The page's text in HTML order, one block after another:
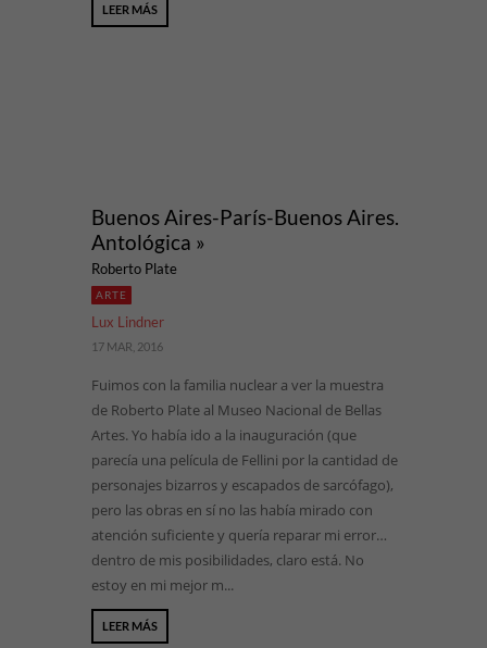
LEER MÁS
Buenos Aires-París-Buenos Aires.
Antológica »
Roberto Plate
ARTE
Lux Lindner
17 MAR, 2016
Fuimos con la familia nuclear a ver la muestra
de Roberto Plate al Museo Nacional de Bellas
Artes. Yo había ido a la inauguración (que
parecía una película de Fellini por la cantidad de
personajes bizarros y escapados de sarcófago),
pero las obras en sí no las había mirado con
atención suficiente y quería reparar mi error…
dentro de mis posibilidades, claro está. No
estoy en mi mejor m...
LEER MÁS